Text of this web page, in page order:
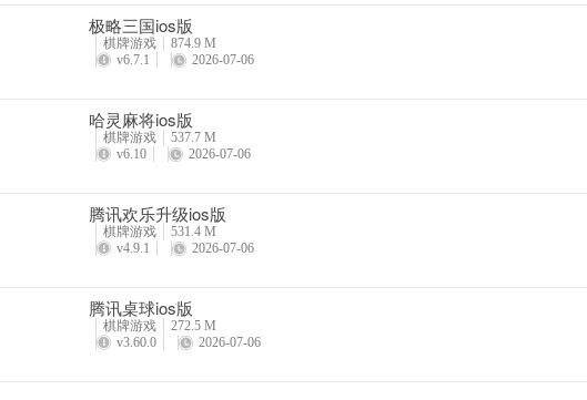
极略三国ios版
棋牌游戏
874.9 M
v6.7.1
2026-07-06
哈灵麻将ios版
棋牌游戏
537.7 M
v6.10
2026-07-06
腾讯欢乐升级ios版
棋牌游戏
531.4 M
v4.9.1
2026-07-06
腾讯桌球ios版
棋牌游戏
272.5 M
v3.60.0
2026-07-06